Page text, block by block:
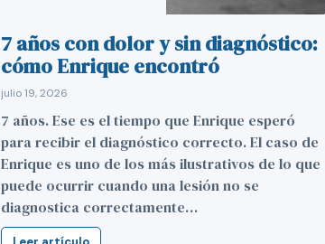
7 años con dolor y sin diagnóstico:
cómo Enrique encontró
julio 19, 2026
7 años. Ese es el tiempo que Enrique esperó
para recibir el diagnóstico correcto. El caso de
Enrique es uno de los más ilustrativos de lo que
puede ocurrir cuando una lesión no se
diagnostica correctamente…